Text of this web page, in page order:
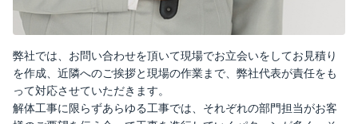
弊社では、お問い合わせを頂いて現場でお立会いをしてお見積り
を作成、近隣へのご挨拶と現場の作業まで、弊社代表が責任をも
って対応させていただきます。
解体工事に限らずあらゆる工事では、それぞれの部門担当がお客